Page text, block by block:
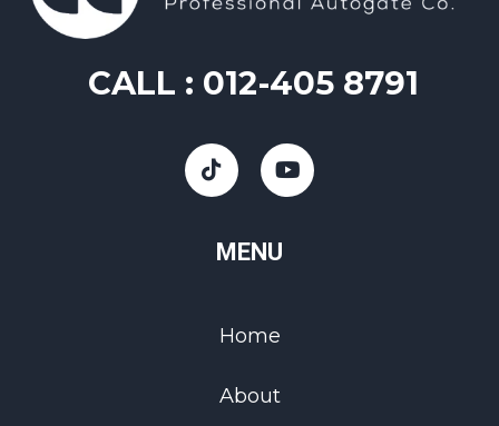
CALL : 012-405 8791
MENU
Home
About